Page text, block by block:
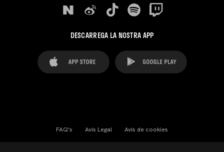
DESCARREGA LA NOSTRA APP
FAQ's Avís Legal Avís de cookies